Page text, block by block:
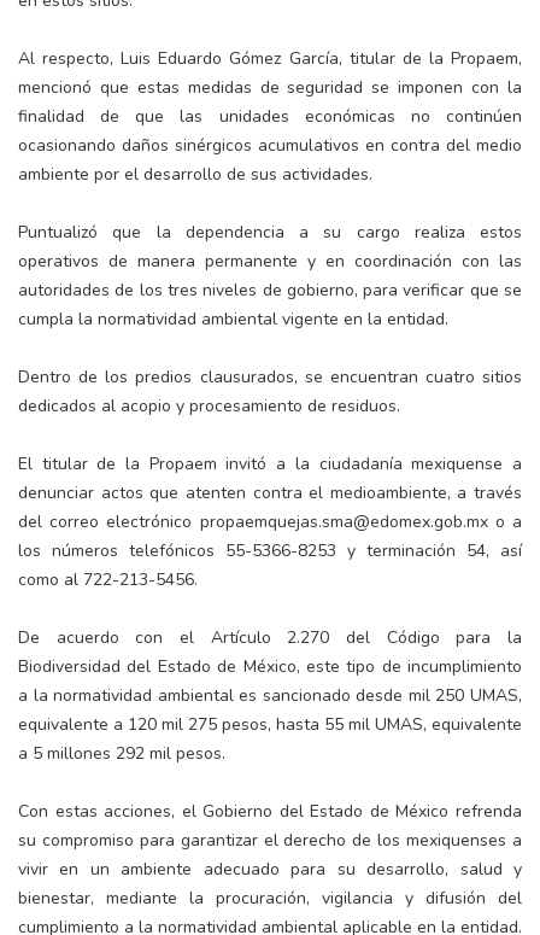
Al respecto, Luis Eduardo Gómez García, titular de la Propaem,
mencionó que estas medidas de seguridad se imponen con la
finalidad de que las unidades económicas no continúen
ocasionando daños sinérgicos acumulativos en contra del medio
ambiente por el desarrollo de sus actividades.
Puntualizó que la dependencia a su cargo realiza estos
operativos de manera permanente y en coordinación con las
autoridades de los tres niveles de gobierno, para verificar que se
cumpla la normatividad ambiental vigente en la entidad.
Dentro de los predios clausurados, se encuentran cuatro sitios
dedicados al acopio y procesamiento de residuos.
El titular de la Propaem invitó a la ciudadanía mexiquense a
denunciar actos que atenten contra el medioambiente, a través
del correo electrónico propaemquejas.sma@edomex.gob.mx o a
los números telefónicos 55-5366-8253 y terminación 54, así
como al 722-213-5456.
De acuerdo con el Artículo 2.270 del Código para la
Biodiversidad del Estado de México, este tipo de incumplimiento
a la normatividad ambiental es sancionado desde mil 250 UMAS,
equivalente a 120 mil 275 pesos, hasta 55 mil UMAS, equivalente
a 5 millones 292 mil pesos.
Con estas acciones, el Gobierno del Estado de México refrenda
su compromiso para garantizar el derecho de los mexiquenses a
vivir en un ambiente adecuado para su desarrollo, salud y
bienestar, mediante la procuración, vigilancia y difusión del
cumplimiento a la normatividad ambiental aplicable en la entidad.